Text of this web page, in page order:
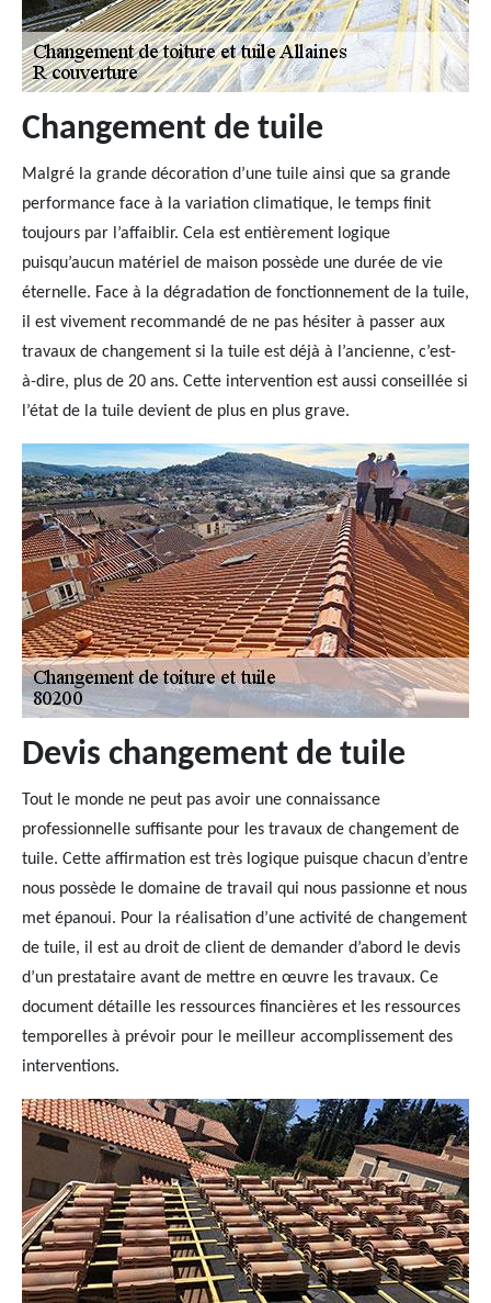
Changement de tuile
Malgré la grande décoration d’une tuile ainsi que sa grande
performance face à la variation climatique, le temps finit
toujours par l’affaiblir. Cela est entièrement logique
puisqu’aucun matériel de maison possède une durée de vie
éternelle. Face à la dégradation de fonctionnement de la tuile,
il est vivement recommandé de ne pas hésiter à passer aux
travaux de changement si la tuile est déjà à l’ancienne, c’est-
à-dire, plus de 20 ans. Cette intervention est aussi conseillée si
l’état de la tuile devient de plus en plus grave.
Devis changement de tuile
Tout le monde ne peut pas avoir une connaissance
professionnelle suffisante pour les travaux de changement de
tuile. Cette affirmation est très logique puisque chacun d’entre
nous possède le domaine de travail qui nous passionne et nous
met épanoui. Pour la réalisation d’une activité de changement
de tuile, il est au droit de client de demander d’abord le devis
d’un prestataire avant de mettre en œuvre les travaux. Ce
document détaille les ressources financières et les ressources
temporelles à prévoir pour le meilleur accomplissement des
interventions.